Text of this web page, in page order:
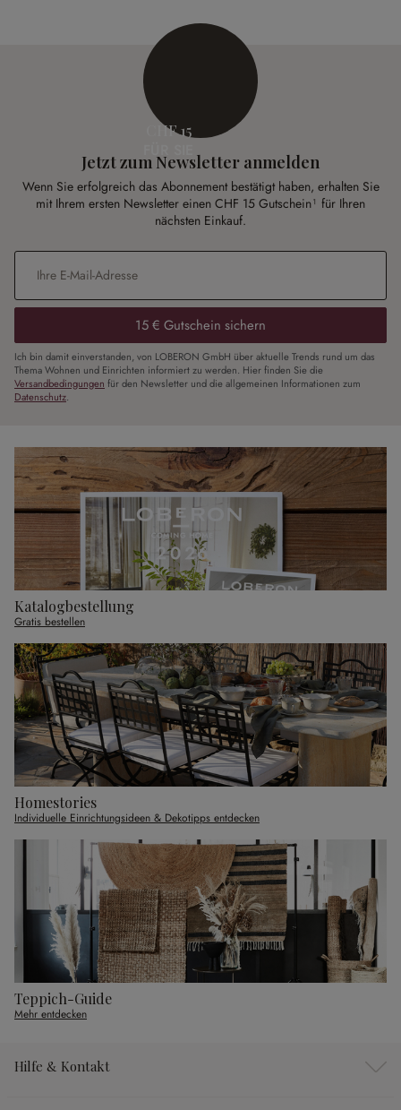
CHF 15
Jetzt zum Newsletter anmelden
Wenn Sie erfolgreich das Abonnement bestätigt haben, erhalten Sie
mit Ihrem ersten Newsletter einen CHF 15 Gutschein¹ für Ihren
nächsten Einkauf.
E-Mail-Adresse
15 € Gutschein sichern
Ich bin damit einverstanden, von LOBERON GmbH über aktuelle Trends rund um das
Thema Wohnen und Einrichten informiert zu werden. Hier finden Sie die
Versandbedingungen für den Newsletter und die allgemeinen Informationen zum
Datenschutz.
Katalogbestellung
Gratis bestellen
Homestories
Individuelle Einrichtungsideen & Dekotipps entdecken
Teppich-Guide
Mehr entdecken
Hilfe & Kontakt